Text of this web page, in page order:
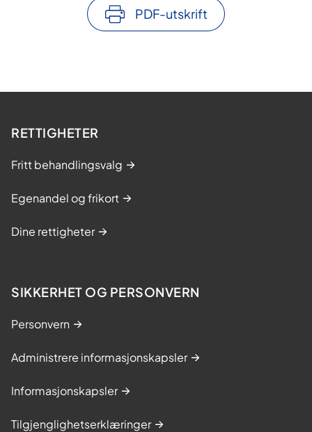
PDF-utskrift
RETTIGHETER
Fritt behandlingsvalg
Egenandel og frikort
Dine rettigheter
SIKKERHET OG PERSONVERN
Personvern
Administrere informasjonskapsler
Informasjonskapsler
Tilgjenglighetserklæringer